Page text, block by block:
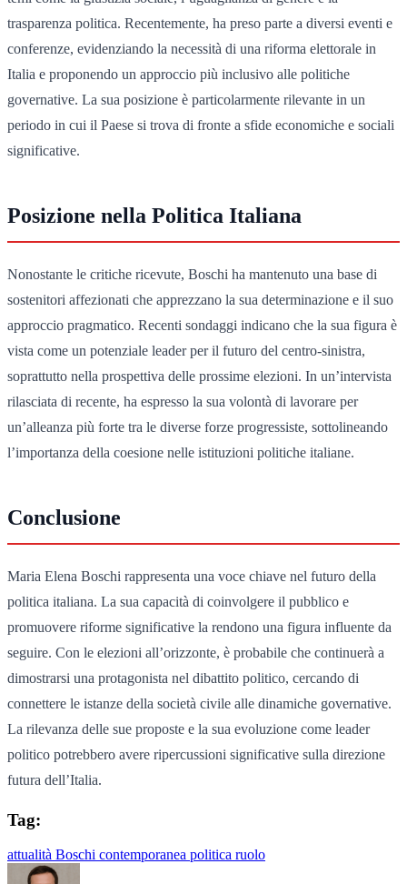
trasparenza politica. Recentemente, ha preso parte a diversi eventi e
conferenze, evidenziando la necessità di una riforma elettorale in
Italia e proponendo un approccio più inclusivo alle politiche
governative. La sua posizione è particolarmente rilevante in un
periodo in cui il Paese si trova di fronte a sfide economiche e sociali
significative.
Posizione nella Politica Italiana
Nonostante le critiche ricevute, Boschi ha mantenuto una base di
sostenitori affezionati che apprezzano la sua determinazione e il suo
approccio pragmatico. Recenti sondaggi indicano che la sua figura è
vista come un potenziale leader per il futuro del centro-sinistra,
soprattutto nella prospettiva delle prossime elezioni. In un’intervista
rilasciata di recente, ha espresso la sua volontà di lavorare per
un’alleanza più forte tra le diverse forze progressiste, sottolineando
l’importanza della coesione nelle istituzioni politiche italiane.
Conclusione
Maria Elena Boschi rappresenta una voce chiave nel futuro della
politica italiana. La sua capacità di coinvolgere il pubblico e
promuovere riforme significative la rendono una figura influente da
seguire. Con le elezioni all’orizzonte, è probabile che continuerà a
dimostrarsi una protagonista nel dibattito politico, cercando di
connettere le istanze della società civile alle dinamiche governative.
La rilevanza delle sue proposte e la sua evoluzione come leader
politico potrebbero avere ripercussioni significative sulla direzione
futura dell’Italia.
Tag:
attualità Boschi contemporanea politica ruolo